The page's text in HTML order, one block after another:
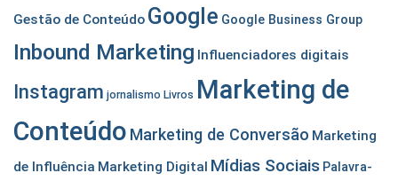
Gestão de Conteúdo Google Google Business Group
Inbound Marketing Influenciadores digitais
Instagram jornalismo Livros Marketing de
Conteúdo Marketing de Conversão Marketing
de Influência Marketing Digital Mídias Sociais Palavra-